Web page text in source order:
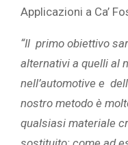
Applicazioni a Ca’
“Il primo obiettivo
alternativi a quelli al
nell’automotive e
nostro metodo è
qualsiasi materiale